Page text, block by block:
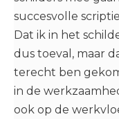
succesvolle
Dat ik in het
dus toeval, maar
terecht ben
in de
ook op de